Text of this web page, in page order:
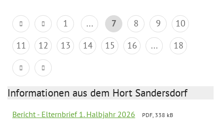
1 ... 7 8 9
10
11
12 13 14 15 16 ... 18
Informationen aus dem Hort Sandersdorf
Bericht - Elternbrief 1. Halbjahr 2026
PDF, 338 kB